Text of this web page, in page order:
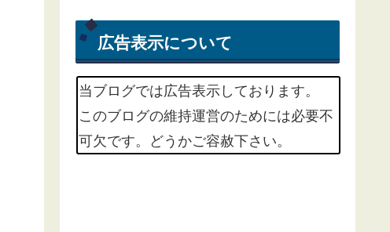
広告表示について
当ブログでは広告表示しております。
このブログの維持運営のためには必要不
可欠です。どうかご容赦下さい。